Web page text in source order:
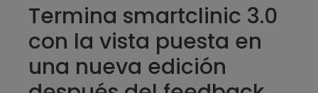
Termina smartclinic 3.0
con la vista puesta en
una nueva edición